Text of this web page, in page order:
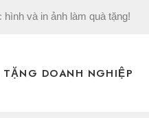
và in ảnh làm quà tặng!
TẶNG DOANH NGHIỆP